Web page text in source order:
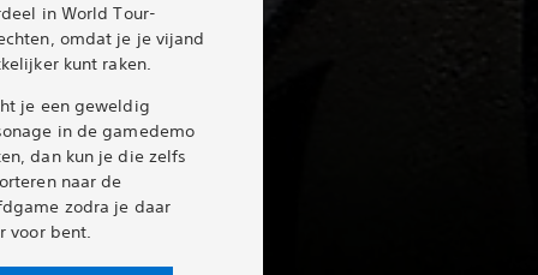
in World Tour-
omdat je je vijand
kunt raken.
je een geweldig
in de gamedemo
dan kun je die zelfs
naar de
zodra je daar
voor bent.